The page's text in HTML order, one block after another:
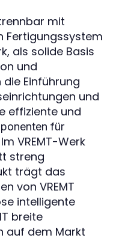
mit
Fertigungssystem
als solide Basis
und
Einführung
und
effiziente und
für
VREMT-Werk
streng
trägt das
von VREMT
intelligente
breite
auf dem Markt